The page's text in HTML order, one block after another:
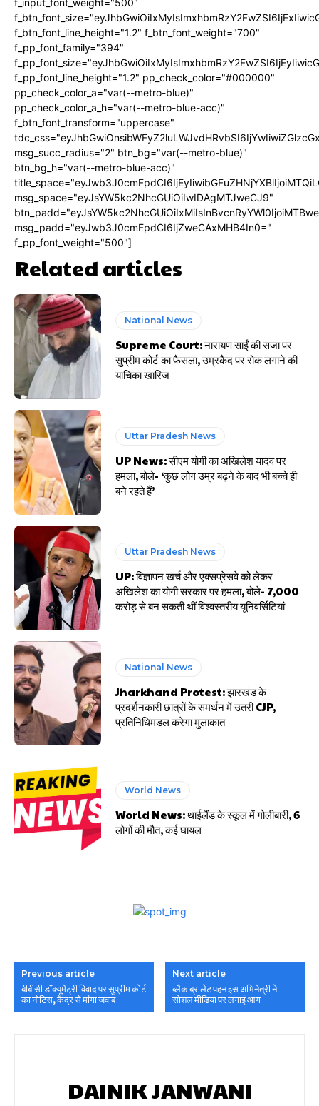
f_input_font_weight="500"
f_btn_font_line_height="1.2" f_btn_font_weight="700"
f_pp_font_family="394"
f_pp_font_line_height="1.2" pp_check_color="#000000"
pp_check_color_a="var(--metro-blue)"
pp_check_color_a_h="var(--metro-blue-acc)"
f_btn_font_transform="uppercase"
msg_succ_radius="2" btn_bg="var(--metro-blue)"
btn_bg_h="var(--metro-blue-acc)"
msg_space="eyJsYW5kc2NhcGUiOiIwIDAgMTJweCJ9"
msg_padd="eyJwb3J0cmFpdCI6IjZweCAxMHB4In0="
f_pp_font_weight="500"]
Related articles
National News
Supreme Court: नारायण साईं की सजा पर
सुप्रीम कोर्ट का फैसला, उम्रकैद पर रोक लगाने की
याचिका खारिज
Uttar Pradesh News
UP News: सीएम योगी का अखिलेश यादव पर
हमला, बोले- ‘कुछ लोग उम्र बढ़ने के बाद भी बच्चे ही
बने रहते हैं’
Uttar Pradesh News
UP: विज्ञापन खर्च और एक्सप्रेसवे को लेकर
अखिलेश का योगी सरकार पर हमला, बोले- 7,000
करोड़ से बन सकती थीं विश्वस्तरीय यूनिवर्सिटियां
National News
Jharkhand Protest: झारखंड के
प्रदर्शनकारी छात्रों के समर्थन में उतरी CJP,
प्रतिनिधिमंडल करेगा मुलाकात
World News
World News: थाईलैंड के स्कूल में गोलीबारी, 6
लोगों की मौत, कई घायल
Previous article
बीबीसी डॉक्यूमेंट्री विवाद पर सुप्रीम कोर्ट
का नोटिस, केंद्र से मांगा जवाब
Next article
ब्लैक ब्रालेट पहन इस अभिनेत्री ने
सोशल मीडिया पर लगाई आग
DAINIK JANWANI